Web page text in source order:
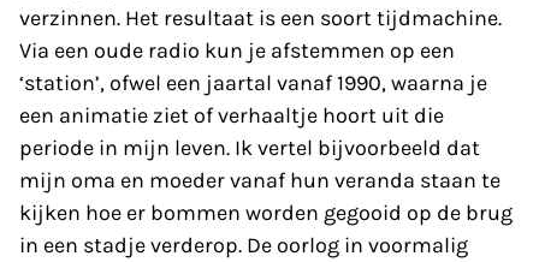
verzinnen. Het resultaat is een soort tijdmachine.
Via een oude radio kun je afstemmen op een
‘station’, ofwel een jaartal vanaf 1990, waarna je
een animatie ziet of verhaaltje hoort uit die
periode in mijn leven. Ik vertel bijvoorbeeld dat
mijn oma en moeder vanaf hun veranda staan te
kijken hoe er bommen worden gegooid op de brug
in een stadje verder­­op. De oorlog in voormalig